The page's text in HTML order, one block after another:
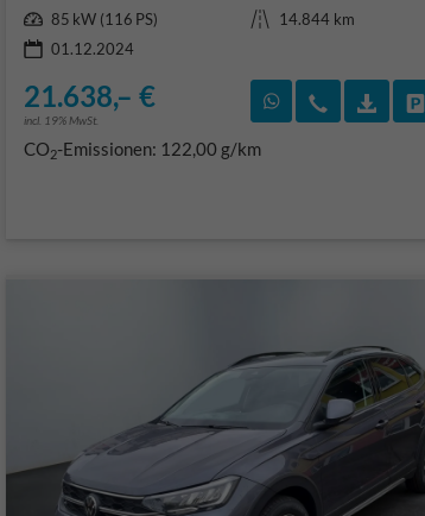
Leistung 85 kW (116 PS) Kilometerstand
14.844 km
01.12.2024
21.638,– €
incl. 19% MwSt.
RückrufWir rufen
CO2-Emissionen: 122,00 g/km